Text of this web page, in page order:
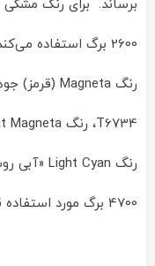
4700 برگ مورد استفاده قرار می‌گیرند.